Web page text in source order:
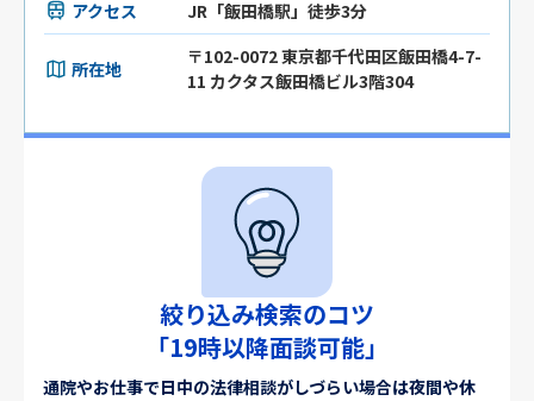
アクセス JR「飯田橋駅」徒歩3分
所在地
〒102-0072 東京都千代田区飯田橋4-7-
11 カクタス飯田橋ビル3階304
絞り込み検索のコツ
「19時以降面談可能」
通院やお仕事で日中の法律相談がしづらい場合は夜間や休